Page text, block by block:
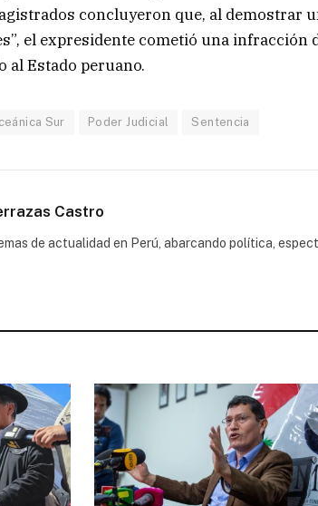
concluyeron que, al demostrar
el expresidente cometió una infracción
al Estado peruano.
Sur Poder Judicial Sentencia
Castro
de actualidad en Perú, abarcando política,